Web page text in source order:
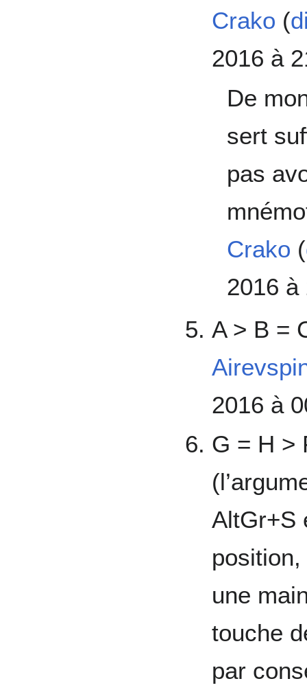
Crako (
2016 à
De
sert
pas
Crako (
2016 à
A > B =
2016 à
G = H >
AltGr+S
une
touche
par